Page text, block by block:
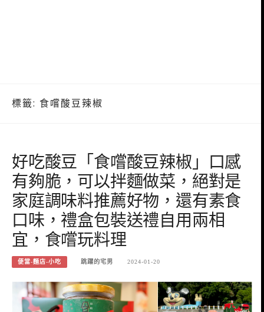
標籤: 食嚐酸豆辣椒
好吃酸豆「食嚐酸豆辣椒」口感
有夠脆，可以拌麵做菜，絕對是
家庭調味料推薦好物，還有素食
口味，禮盒包裝送禮自用兩相
宜，食嚐玩料理
便當-麵店-小吃 跳躍的宅男 2024-01-20